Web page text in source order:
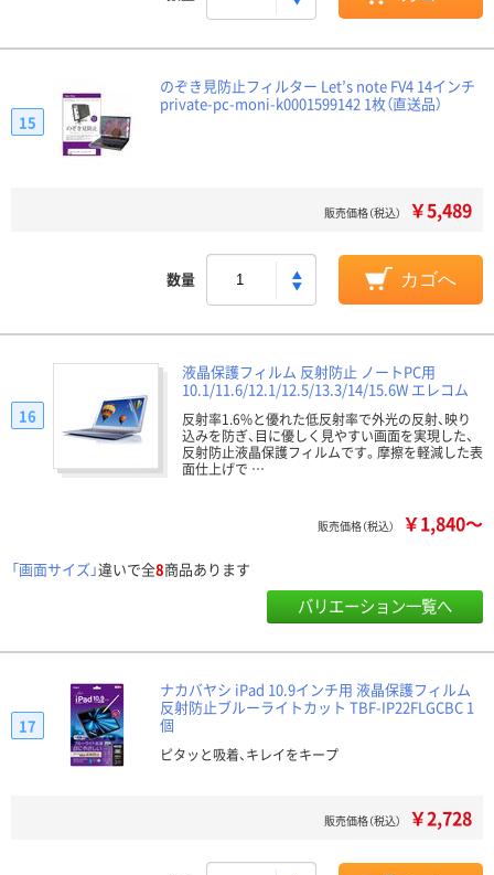
のぞき見防止フィルター Let’s note FV4 14インチ
private-pc-moni-k0001599142 1枚（直送品）
15
販売価格（税込） ￥5,489
数量 カゴへ
液晶保護フィルム 反射防止 ノートPC用
10.1/11.6/12.1/12.5/13.3/14/15.6W エレコム
反射率1.6%と優れた低反射率で外光の反射、映り
込みを防ぎ、目に優しく見やすい画面を実現した、
反射防止液晶保護フィルムです。摩擦を軽減した表
面仕上げで …
16
販売価格（税込） ￥1,840～
「画面サイズ」違いで全8商品あります
バリエーション一覧へ
ナカバヤシ iPad 10.9インチ用 液晶保護フィルム
反射防止ブルーライトカット TBF-IP22FLGCBC 1
個
ピタッと吸着、キレイをキープ
17
販売価格（税込） ￥2,728